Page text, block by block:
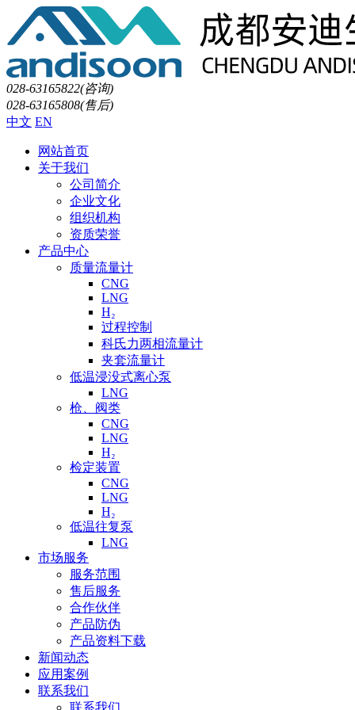
028-63165822(咨询)
028-63165808(售后)
中文 EN
网站首页
关于我们
公司简介
企业文化
组织机构
资质荣誉
产品中心
质量流量计
CNG
LNG
H₂
过程控制
科氏力两相流量计
夹套流量计
低温浸没式离心泵
LNG
枪、阀类
CNG
LNG
H₂
检定装置
CNG
LNG
H₂
低温往复泵
LNG
市场服务
服务范围
售后服务
合作伙伴
产品防伪
产品资料下载
新闻动态
应用案例
联系我们
联系我们